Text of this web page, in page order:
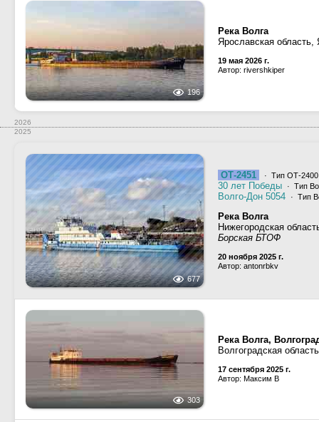
196
Река Волга
Ярославская область,
19 мая 2026 г.
Автор: rivershkiper
2026
2025
677
ОТ-2451 · Тип ОТ-
30 лет Победы · Тип
Волго-Дон 5054 · Тип
Река Волга
Нижегородская
Борская БТОФ
20 ноября 2025 г.
Автор: antonrbkv
303
Река Волга,
Волгоградская
17 сентября 2025 г.
Автор: Максим В